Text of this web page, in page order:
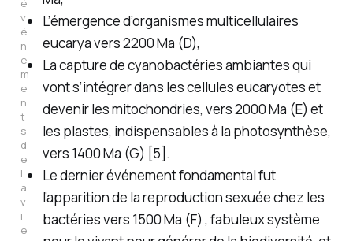
é
v
é
n
e
m
e
n
t
s
d
e
l
a
v
i
e
L’émergence d’organismes multicellulaires
eucaryavers 2200 Ma (D),
La capture de cyanobactéries ambiantes qui
vont s’intégrer dans les cellules eucaryotes et
devenir les mitochondries, vers 2000 Ma (E) et
les plastes, indispensables à la photosynthèse,
vers 1400 Ma (G) [5].
Le dernier événement fondamental fut
l’apparition de la reproduction sexuée chez les
bactéries vers 1500 Ma (F) , fabuleux système